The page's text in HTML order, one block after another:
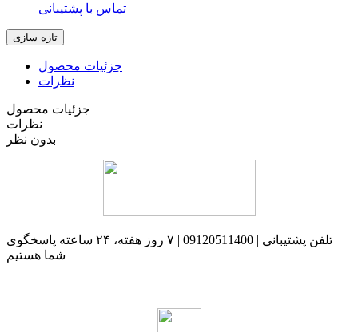
تماس با پشتیبانی
جزئیات محصول
نظرات
جزئیات محصول
نظرات
بدون نظر
تلفن پشتیبانی | 09120511400 | ۷ روز هفته، ۲۴ ساعته پاسخگوی
شما هستیم